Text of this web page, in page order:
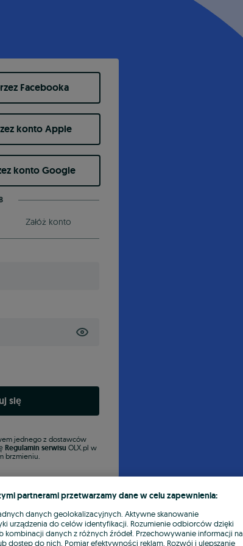
Facebooka
konto Apple
konto Google
Załóż konto
się
jednego z dostawców
Regulamin serwisu OLX.pl w
brzmieniu.
partnerami przetwarzamy dane w celu zapewnienia:
danych geolokalizacyjnych. Aktywne skanowanie
urządzenia do celów identyfikacji. Rozumienie odbiorców dzięki
kombinacji danych z różnych źródeł. Przechowywanie informacji na
dostęp do nich. Pomiar efektywności reklam. Rozwój i ulepszanie